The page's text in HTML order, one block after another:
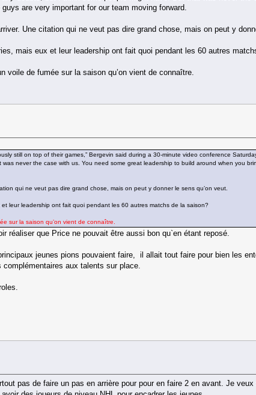
are very important for our team moving forward.
Une citation qui ne veut pas dire grand chose, mais on peut y
mais eux et leur leadership ont fait quoi pendant les 60 autres
voile de fumée sur la saison qu’on vient de connaître.
still on top of their games,” Bergevin said during a 30-minute video conference
never the case with us. You need some great leadership to build around when you
qui ne veut pas dire grand chose, mais on peut y donner le sens qu’on veut.
leur leadership ont fait quoi pendant les 60 autres matchs de la saison?
sur la saison qu’on vient de connaître.
réaliser que Price ne pouvait être aussi bon qu`en étant reposé.
jeunes pions pouvaient faire, il allait tout faire pour bien les
aux talents sur place.
pas de faire un pas en arrière pour pour en faire 2 en avant. Je